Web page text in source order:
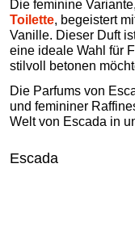
Die feminine Variante,
Toilette, begeistert
Vanille. Dieser Duft
eine ideale Wahl für
stilvoll betonen
Die Parfums von
und femininer
Welt von Escada in
Escada